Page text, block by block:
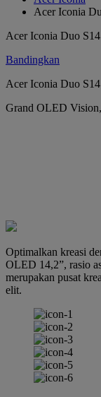
Acer Iconia
Acer Iconia Duo S14
Bandingkan
Acer Iconia Duo S14
Grand OLED
Optimalkan kreasi
OLED 14,2”, rasio
merupakan pusat
elit.